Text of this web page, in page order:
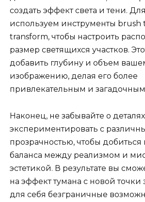
создать эффект света и тени.
используем инструменты brush
transform, чтобы настроить
размер светящихся участков.
добавить глубину и объем
изображению, делая его более
привлекательным и
Наконец, не забывайте о
экспериментировать с
прозрачностью, чтобы добиться
баланса между реализмом и
эстетикой. В результате вы
на эффект тумана с новой точки
для себя безграничные